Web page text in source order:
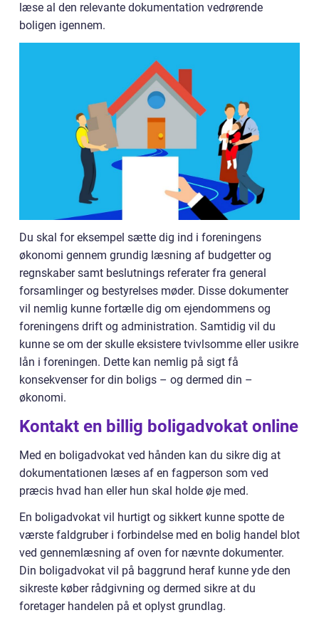
læse al den relevante dokumentation vedrørende
boligen igennem.
Du skal for eksempel sætte dig ind i foreningens
økonomi gennem grundig læsning af budgetter og
regnskaber samt beslutnings referater fra general
forsamlinger og bestyrelses møder. Disse dokumenter
vil nemlig kunne fortælle dig om ejendommens og
foreningens drift og administration. Samtidig vil du
kunne se om der skulle eksistere tvivlsomme eller usikre
lån i foreningen. Dette kan nemlig på sigt få
konsekvenser for din boligs – og dermed din –
økonomi.
Kontakt en billig boligadvokat online
Med en boligadvokat ved hånden kan du sikre dig at
dokumentationen læses af en fagperson som ved
præcis hvad han eller hun skal holde øje med.
En boligadvokat vil hurtigt og sikkert kunne spotte de
værste faldgruber i forbindelse med en bolig handel blot
ved gennemlæsning af oven for nævnte dokumenter.
Din boligadvokat vil på baggrund heraf kunne yde den
sikreste køber rådgivning og dermed sikre at du
foretager handelen på et oplyst grundlag.